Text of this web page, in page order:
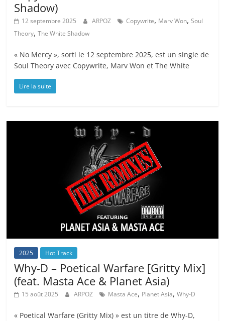
Shadow)
12 septembre 2025 ARPOZ Copywrite, Marv Won,Soul
Theory,The White Shadow
« No Mercy », sorti le 12 septembre 2025, est un single de
Soul Theory avec Copywrite, Marv Won et The White
Lire la suite
2025 Hot Track
Why-D – Poetical Warfare [Gritty Mix]
(feat. Masta Ace & Planet Asia)
15 août 2025 ARPOZ Masta Ace, Planet Asia,Why-D
« Poetical Warfare (Gritty Mix) » est un titre de Why-D,